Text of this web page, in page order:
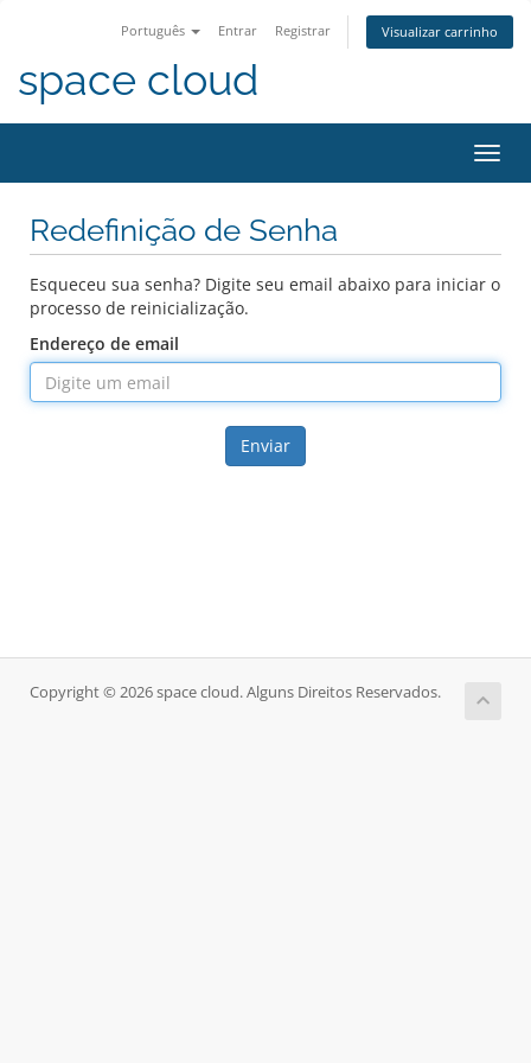
Português Entrar Registrar Visualizar carrinho
space cloud
Redefinição de Senha
Esqueceu sua senha? Digite seu email abaixo para iniciar o
processo de reinicialização.
Endereço de email
Enviar
Copyright © 2026 space cloud. Alguns Direitos Reservados.